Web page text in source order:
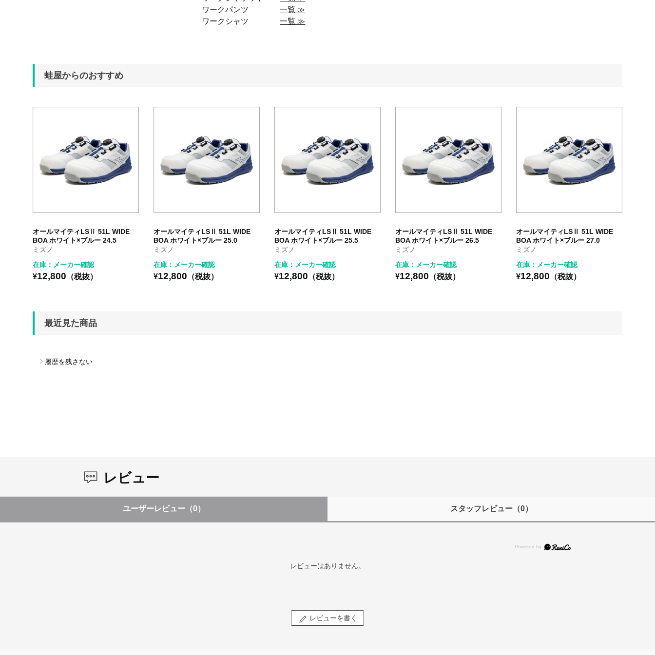
ワークパンツ一覧 ≫
ワークシャツ一覧 ≫
蛙屋からのおすすめ
オールマイティLSⅡ 51L WIDE
BOA ホワイト×ブルー 24.5
ミズノ
在庫：メーカー確認
¥12,800 （税抜）
オールマイティLSⅡ 51L WIDE
BOA ホワイト×ブルー 25.0
ミズノ
在庫：メーカー確認
¥12,800 （税抜）
オールマイティLSⅡ 51L WIDE
BOA ホワイト×ブルー 25.5
ミズノ
在庫：メーカー確認
¥12,800 （税抜）
オールマイティLSⅡ 51L WIDE
BOA ホワイト×ブルー 26.5
ミズノ
在庫：メーカー確認
¥12,800 （税抜）
オールマイティLSⅡ 51L WIDE
BOA ホワイト×ブルー 27.0
ミズノ
在庫：メーカー確認
¥12,800 （税抜）
最近見た商品
履歴を残さない
レビュー
ユーザーレビュー （0） スタッフレビュー（0）
レビューはありません。
レビューを書く